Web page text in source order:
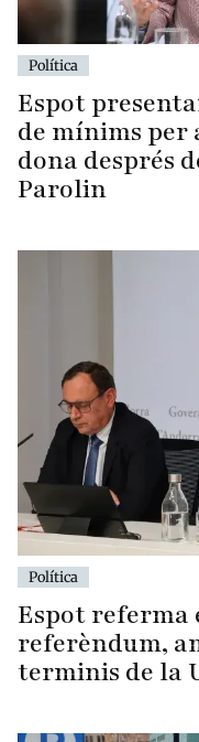
Política
Espot
de mínims per
dona després
Parolin
Política
Espot referma
referèndum,
terminis de la